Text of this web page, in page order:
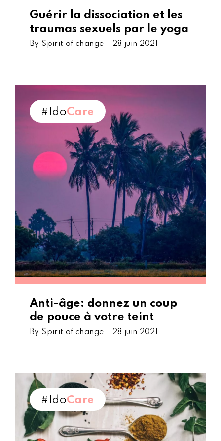
Guérir la dissociation et les
traumas sexuels par le yoga
By Spirit of change - 28 juin 2021
#IdoCare
Anti-âge: donnez un coup
de pouce à votre teint
By Spirit of change - 28 juin 2021
#IdoCare